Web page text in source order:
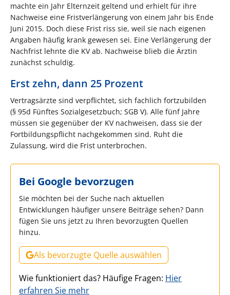
machte ein Jahr Elternzeit geltend und erhielt für ihre
Nachweise eine Fristverlängerung von einem Jahr bis Ende
Juni 2015. Doch diese Frist riss sie, weil sie nach eigenen
Angaben häufig krank gewesen sei. Eine Verlängerung der
Nachfrist lehnte die KV ab. Nachweise blieb die Ärztin
zunächst schuldig.
Erst zehn, dann 25 Prozent
Vertragsärzte sind verpflichtet, sich fachlich fortzubilden
(§ 95d Fünftes Sozialgesetzbuch; SGB V). Alle fünf Jahre
müssen sie gegenüber der KV nachweisen, dass sie der
Fortbildungspflicht nachgekommen sind. Ruht die
Zulassung, wird die Frist unterbrochen.
Bei Google bevorzugen
Sie möchten bei der Suche nach aktuellen
Entwicklungen häufiger unsere Beiträge sehen? Dann
fügen Sie uns jetzt zu Ihren bevorzugten Quellen
hinzu.
Als bevorzugte Quelle auswählen
Wie funktioniert das? Häufige Fragen: Hier
erfahren Sie mehr